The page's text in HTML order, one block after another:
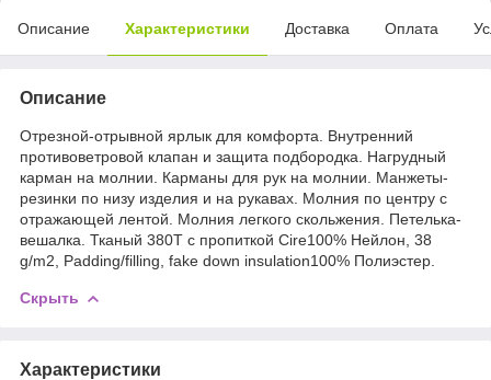
Описание Характеристики Доставка Оплата
Описание
Отрезной-отрывной ярлык для комфорта. Внутренний
противоветровой клапан и защита подбородка. Нагрудный
карман на молнии. Карманы для рук на молнии. Манжеты-
резинки по низу изделия и на рукавах. Молния по центру с
отражающей лентой. Молния легкого скольжения. Петелька-
вешалка. Тканый 380Т с пропиткой Cire100% Нейлон, 38
g/m2, Padding/filling, fake down insulation100% Полиэстер.
Скрыть
Характеристики